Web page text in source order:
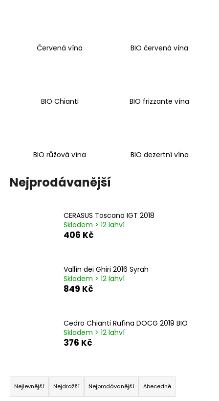
Červená vína BIO červená vína
BIO Chianti BIO frizzante vína
BIO růžová vína BIO dezertní vína
Nejprodávanější
CERASUS Toscana IGT 2018
Skladem > 12 lahví
406 Kč
Vallìn dei Ghiri 2016 Syrah
Skladem > 12 lahví
849 Kč
Cedro Chianti Rufina DOCG 2019 BIO
Skladem > 12 lahví
376 Kč
Ř
a
Nejlevnější Nejdražší Nejprodávanější Abecedně
D